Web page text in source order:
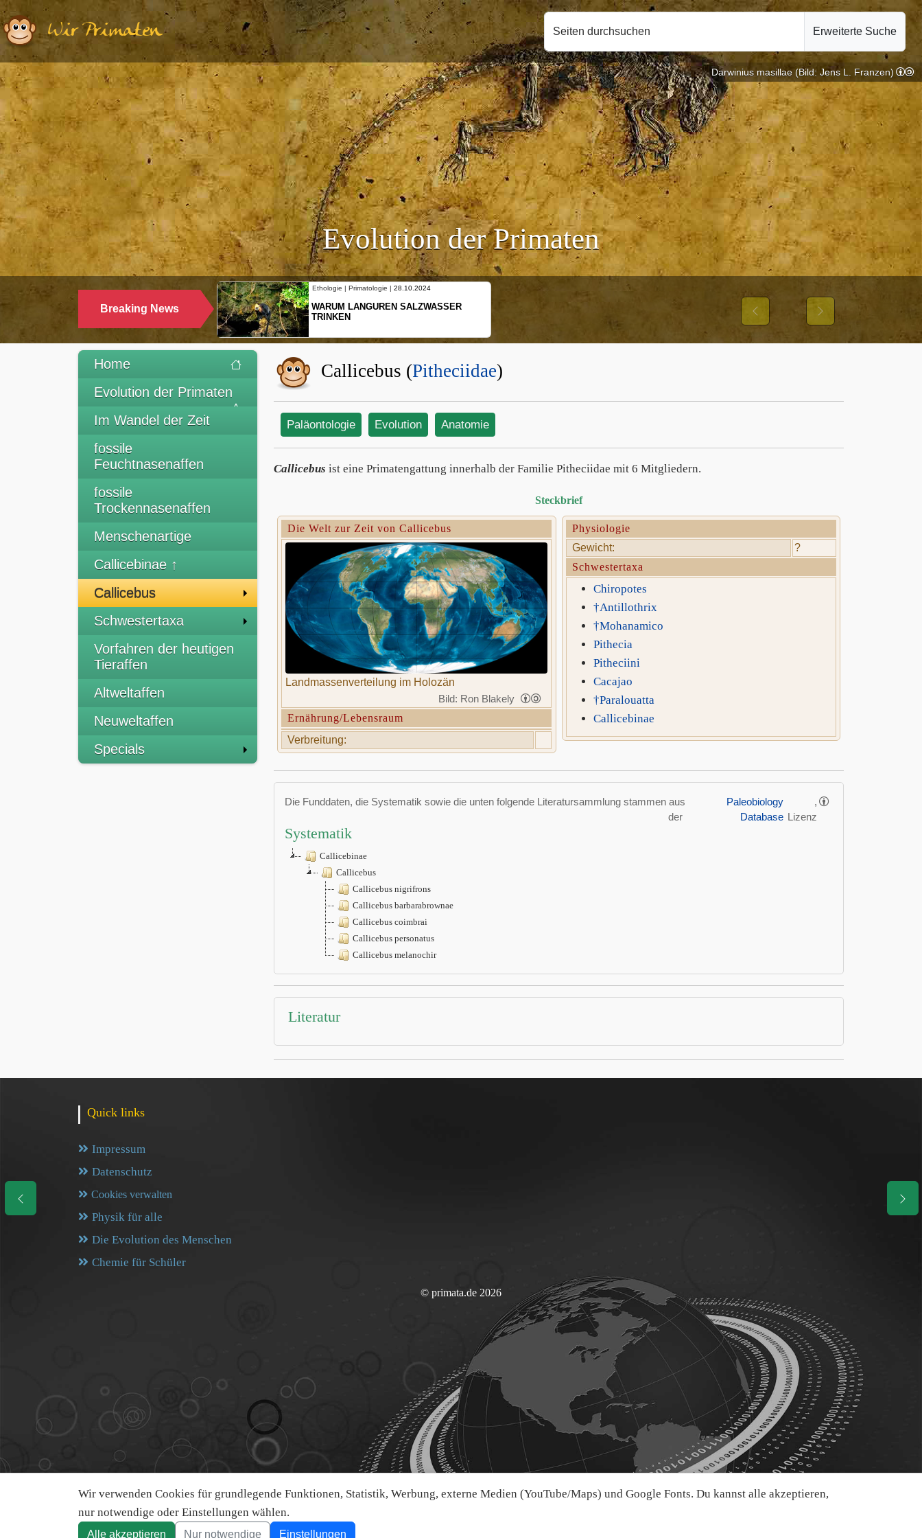
Wir Primaten Seiten durchsuchen Erweiterte Suche
Evolution der Primaten
Breaking News
10.10.2024
BEWEGUNGSMUSTER
Ethologie | Primatologie |28.10.2024
WARUM LANGUREN SALZWASSER
TRINKEN
Previous Next
Wir verwenden Cookies für grundlegende Funktionen, Statistik, Werbung, externe Medien (YouTube/Maps) und Google Fonts. Du kannst alle akzeptieren,
nur notwendige oder Einstellungen wählen.
Alle akzeptieren Nur notwendige Einstellungen
Darwinius masillae (Bild: Jens L. Franzen)
Home
Evolution der Primaten
Im Wandel der Zeit
fossile
Feuchtnasenaffen
fossile
Trockennasenaffen
Menschenartige
Callicebinae ↑
Callicebus
Schwestertaxa
Vorfahren der heutigen
Tieraffen
Altweltaffen
Neuweltaffen
Specials
Callicebus (Pitheciidae)
Paläontologie Evolution Anatomie
Callicebus ist eine Primatengattung innerhalb der Familie Pitheciidae mit 6 Mitgliedern.
Steckbrief
Die Welt zur Zeit von Callicebus
Landmassenverteilung im Holozän
Bild: Ron Blakely
Ernährung/Lebensraum
Verbreitung:
Physiologie
Gewicht:
?
Schwestertaxa
Chiropotes
†Antillothrix
†Mohanamico
Pithecia
Pitheciini
Cacajao
†Paralouatta
Callicebinae
Die Funddaten, die Systematik sowie die unten folgende Literatursammlung stammen aus
der
Paleobiology
Database
,
Lizenz
Systematik
Callicebinae
Callicebus
Callicebus nigrifrons
Callicebus barbarabrownae
Callicebus coimbrai
Callicebus personatus
Callicebus melanochir
Literatur
Quick links
Impressum
Datenschutz
Cookies verwalten
Physik für alle
Die Evolution des Menschen
Chemie für Schüler
© primata.de 2026